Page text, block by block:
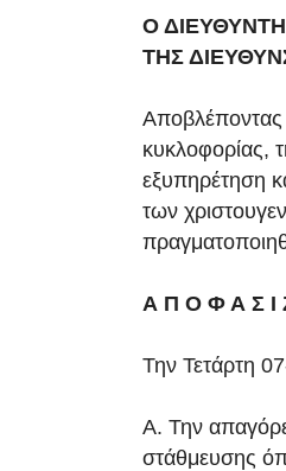
Ο
ΤΗΣ
Αποβλέποντας
κυκλοφορίας,
εξυπηρέτηση
των
Α Π Ο Φ Α Σ Ι
Την Τετάρτη
Α. Την
στάθμευσης